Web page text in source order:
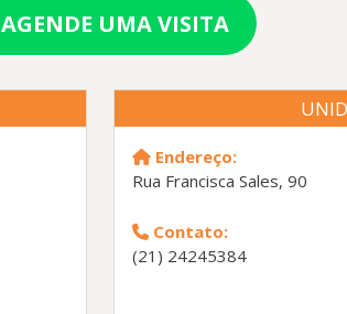
AGENDE UMA VISITA
Endereço:
Rua Francisca Sales, 90
Contato:
(21) 24245384